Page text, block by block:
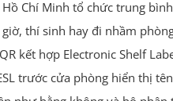
Chí Minh tổ chức trung
thí sinh hay đi nhầm
kết hợp Electronic Shelf
trước cửa phòng hiển thị